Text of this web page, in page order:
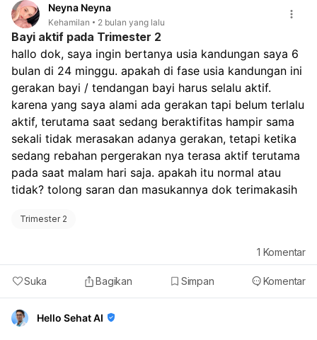
termasuk keguguran atau kehamilan kosong. Sangat
penting untuk segera berkonsultasi kembali dengan
dokter spesialis kandungan Anda. Dokter akan
melakukan evaluasi lebih lanjut, mungkin dengan USG
ulang dan pemeriksaan tambahan lainnya, untuk
memastikan diagnosis dan menentukan penanganan
yang tepat.
Neyna Neyna
Kehamilan 2 bulan yang lalu
Bayi aktif pada Trimester 2
hallo dok, saya ingin bertanya usia kandungan saya 6
bulan di 24 minggu. apakah di fase usia kandungan ini
gerakan bayi / tendangan bayi harus selalu aktif.
karena yang saya alami ada gerakan tapi belum terlalu
aktif, terutama saat sedang beraktifitas hampir sama
sekali tidak merasakan adanya gerakan, tetapi ketika
sedang rebahan pergerakan nya terasa aktif terutama
pada saat malam hari saja. apakah itu normal atau
tidak? tolong saran dan masukannya dok terimakasih
Trimester 2
Suka Bagikan Simpan Komentar
1 Komentar
Hello Sehat AI